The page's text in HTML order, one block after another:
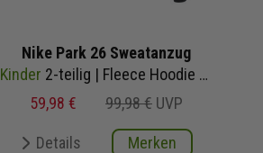
Nike Park 26 Sweatanzug
Kinder 2-teilig | Fleece Hoodie Fleece Sweathose | Jogginganzug
59,98 €
99,98 € UVP
Details Merken